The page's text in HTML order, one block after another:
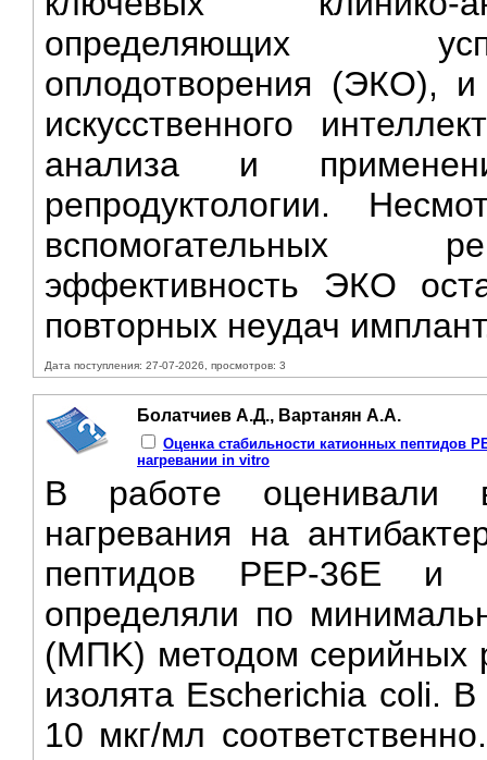
определяющих
оплодотворения (ЭКО), и
искусственного
анализа и
репродуктологии.
вспомогательных
эффективность ЭКО
повторных неудач
Дата поступления: 27-07-2026, просмотров: 3
Болатчиев А.Д., Вартанян А.А.
Оценка стабильности катионных пептидов
нагревании in vitro
B работе оценивали
нагревания на
пептидов PEP-36E и
определяли по
(MПK) методом серийных
изолята Escherichia coli.
10 мкг/мл